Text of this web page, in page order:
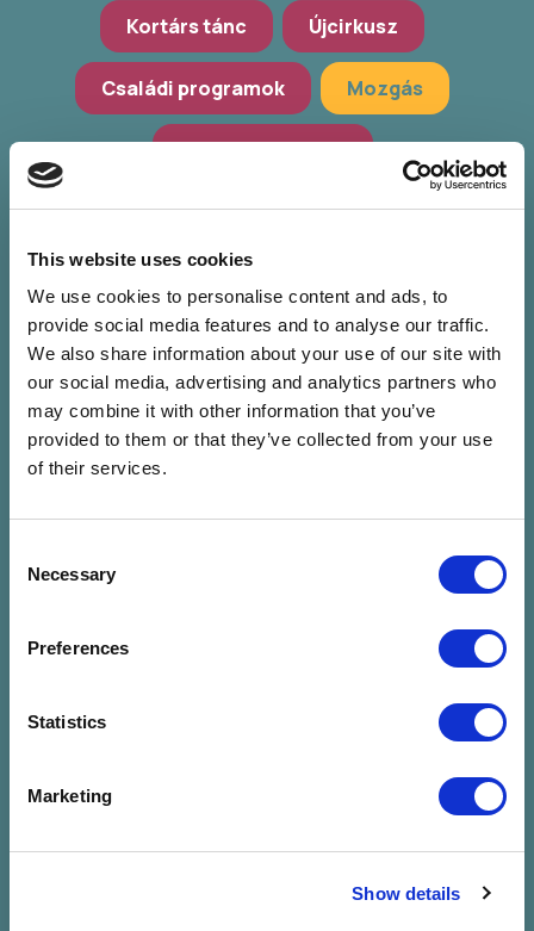
This website uses cookies
We use cookies to personalise content and ads, to
provide social media features and to analyse our traffic.
We also share information about your use of our site with
our social media, advertising and analytics partners who
may combine it with other information that you’ve
provided to them or that they’ve collected from your use
of their services.
Selection
Necessary
Preferences
Statistics
Marketing
Show details
Kortárs tánc Újcirkusz
Családi programok Mozgás
Hagyományőrzés
Workshop, előadások Zöld programok
Nincs találat a
megadott
szűrésre